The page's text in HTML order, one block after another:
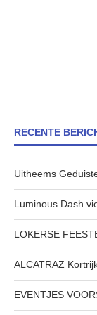
RECENTE
Uitheems
Luminous Dash
LOKERSE
ALCATRAZ
EVENTJES